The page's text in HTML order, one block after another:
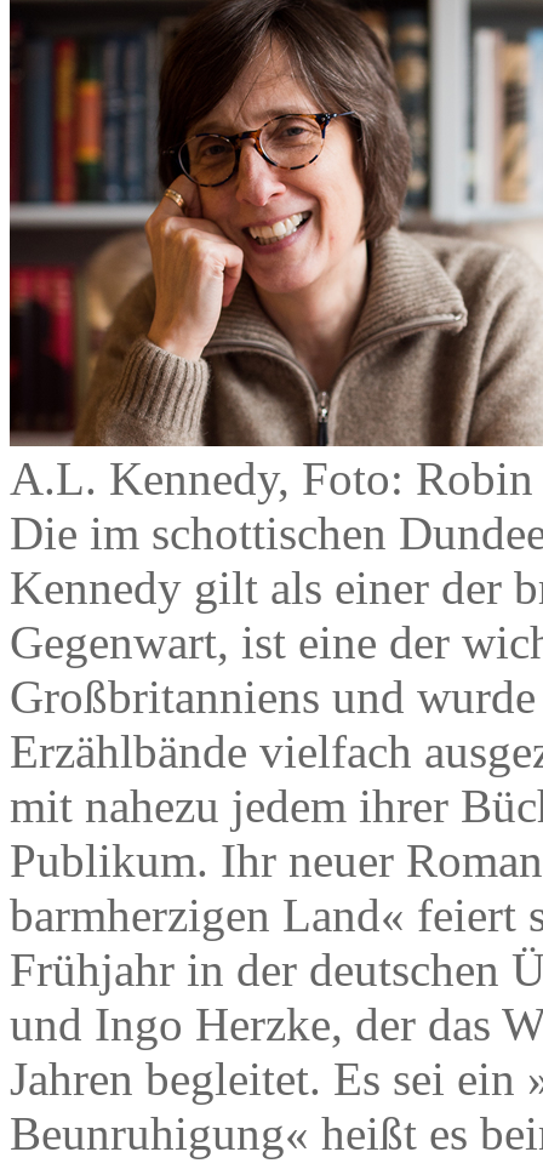
A.L. Kennedy, Foto:
Die im schottischen
Kennedy gilt als einer der
Gegenwart, ist eine der
Großbritanniens und
Erzählbände vielfach
mit nahezu jedem ihrer
Publikum. Ihr neuer
barmherzigen Land« feiert
Frühjahr in der deutschen
und Ingo Herzke, der das
Jahren begleitet. Es sei
Beunruhigung« heißt es